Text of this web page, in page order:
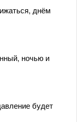
днём
ночью и
будет